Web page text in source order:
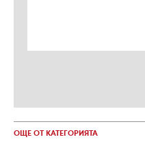
ОЩЕ ОТ КАТЕГОРИЯТА